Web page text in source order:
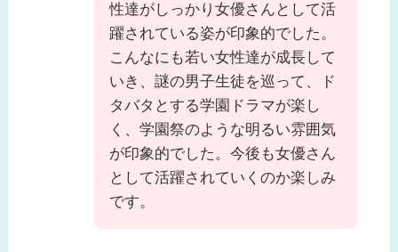
性達がしっかり女優さんとして活
躍されている姿が印象的でした。
こんなにも若い女性達が成長して
いき、謎の男子生徒を巡って、ド
タバタとする学園ドラマが楽し
く、学園祭のような明るい雰囲気
が印象的でした。今後も女優さん
として活躍されていくのか楽しみ
です。